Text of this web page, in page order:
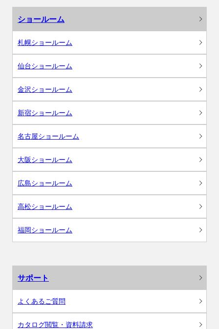
ショールーム
札幌ショールーム
仙台ショールーム
金沢ショールーム
新宿ショールーム
名古屋ショールーム
大阪ショールーム
広島ショールーム
高松ショールーム
福岡ショールーム
サポート
よくあるご質問
カタログ閲覧・資料請求